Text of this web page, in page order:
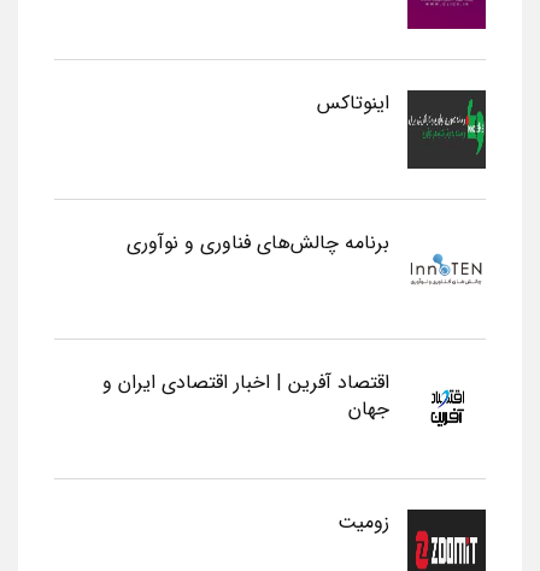
اینوتاکس
برنامه چالش‌های فناوری و نوآوری
اقتصاد آفرین | اخبار اقتصادی ایران و
جهان
زومیت